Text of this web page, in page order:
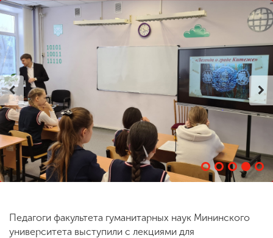
Сведения об
образовательной
организации
ENG SPN
Приемная
комиссия
+7 (831) 262-26-20
Педагоги факультета гуманитарных наук Мининского
университета выступили с лекциями для